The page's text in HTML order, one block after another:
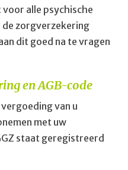
alle psychische
de zorgverzekering
dit goed na te vragen
en AGB-code
van u
met uw
staat geregistreerd